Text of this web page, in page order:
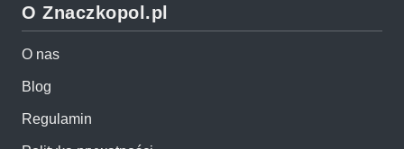
O Znaczkopol.pl
O nas
Blog
Regulamin